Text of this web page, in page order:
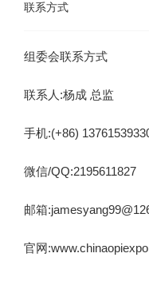
联系方式
官网